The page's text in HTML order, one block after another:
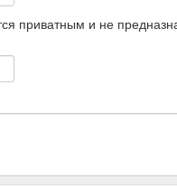
приватным и не